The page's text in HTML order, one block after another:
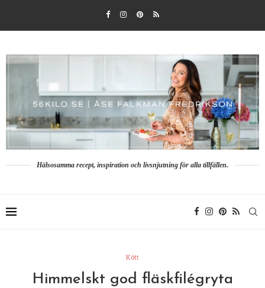
Hälsosamma recept, inspiration och livsnjutning för alla tillfällen.
Kött
Himmelskt god fläskfilégryta